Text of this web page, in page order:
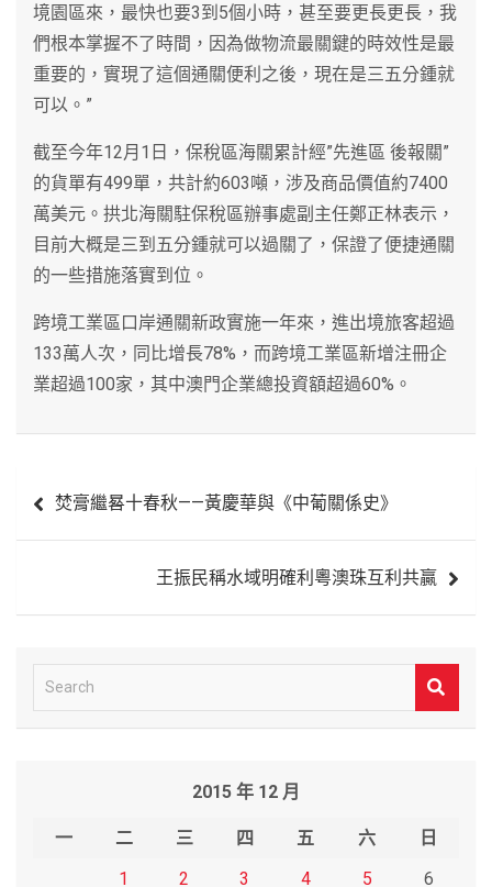
境園區來，最快也要3到5個小時，甚至要更長更長，我
們根本掌握不了時間，因為做物流最關鍵的時效性是最
重要的，實現了這個通關便利之後，現在是三五分鍾就
可以。”
截至今年12月1日，保稅區海關累計經”先進區 後報關”
的貨單有499單，共計約603噸，涉及商品價值約7400
萬美元。拱北海關駐保稅區辦事處副主任鄭正林表示，
目前大概是三到五分鍾就可以過關了，保證了便捷通關
的一些措施落實到位。
跨境工業區口岸通關新政實施一年來，進出境旅客超過
133萬人次，同比增長78%，而跨境工業區新增注冊企
業超過100家，其中澳門企業總投資額超過60%。
章 焚膏繼晷十春秋——黃慶華與《中葡關係史》
王振民稱水域明確利粵澳珠互利共贏
e
2015 年 12 月
一 二 三 四 五 六
日
1
2 3 4 5 6